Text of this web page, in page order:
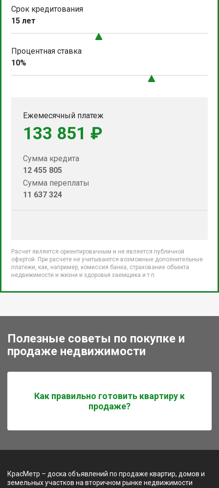
Срок кредитования
15 лет
Процентная ставка
10%
Ежемесячный платеж
133 851 ₽
Сумма кредита
12 455 805
Сумма переплаты
11 637 324
Расчет является ориентировачным и не является публичной
офертой. При расчете не учитываются возможные дополнительные
платежи, как, например, комиссия банка, страхование объекта
недвижимости и жизни и здоровья заемщика и т.п.
Полезные советы по покупке и
продаже недвижимости
Как правильно готовить квартиру к
продаже?
КрасМетр – доска объявлений по продаже квартир, домов и
земельных участков на вторичном рынке недвижимости